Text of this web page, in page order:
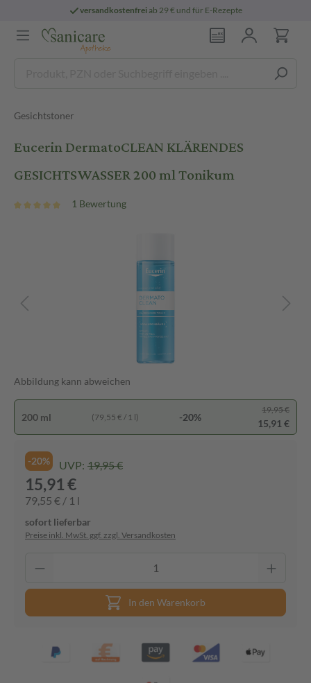
versandkostenfreiab 29 € und für E-Rezepte
Gesichtstoner
Eucerin DermatoCLEAN KLÄRENDES
GESICHTSWASSER 200 ml Tonikum
1 Bewertung
Abbildung kann abweichen
200 ml (79,55 € / 1 l) -20%
19,95 €
15,91 €
-20% UVP: 19,95 €
15,91 €
79,55 € / 1 l
sofort lieferbar
Preise inkl. MwSt. ggf. zzgl. Versandkosten
In den Warenkorb